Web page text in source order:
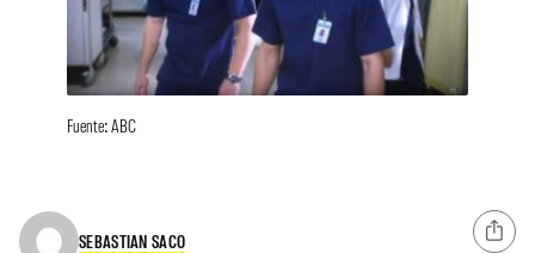
Fuente: ABC
SEBASTIAN SACO